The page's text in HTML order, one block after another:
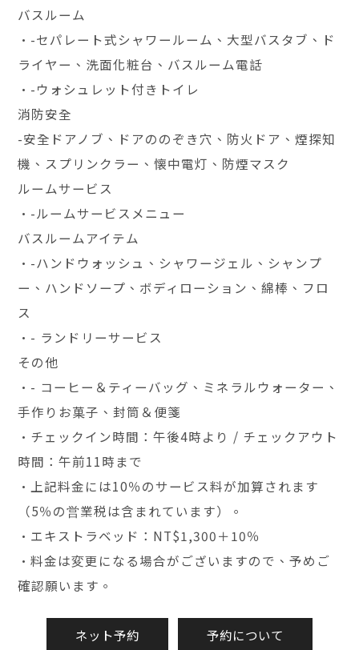
バスルーム
•-セパレート式シャワールーム、大型バスタブ、ド
ライヤー、洗面化粧台、バスルーム電話
•-ウォシュレット付きトイレ
消防安全
-安全ドアノブ、ドアののぞき穴、防火ドア、煙探知
機、スプリンクラー、懐中電灯、防煙マスク
ルームサービス
•-ルームサービスメニュー
バスルームアイテム
•-ハンドウォッシュ、シャワージェル、シャンプ
ー、ハンドソープ、ボディローション、綿棒、フロ
ス
•- ランドリーサービス
その他
•- コーヒー＆ティーバッグ、ミネラルウォーター、
手作りお菓子、封筒＆便箋
•チェックイン時間：午後4時より / チェックアウト
時間：午前11時まで
•上記料金には10％のサービス料が加算されます
（5％の営業税は含まれています）。
•エキストラベッド：NT$1,300＋10％
•料金は変更になる場合がございますので、予めご
確認願います。
ネット予約 予約について